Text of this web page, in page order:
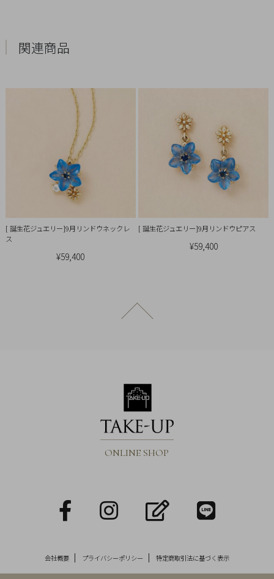
関連商品
[ 誕生花ジュエリー]9月リンドウネックレ
ス
¥59,400
[ 誕生花ジュエリー]9月リンドウピアス
¥59,400
ページトップへ戻る
ONLINE SHOP
facebook
Instagram
blogLINE
会社概要 プライバシーポリシー 特定商取引法に基づく表示
法